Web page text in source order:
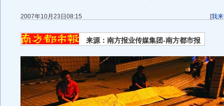
2007年10月23日08:15 [我
来源：南方报业传媒集团-南方都市报